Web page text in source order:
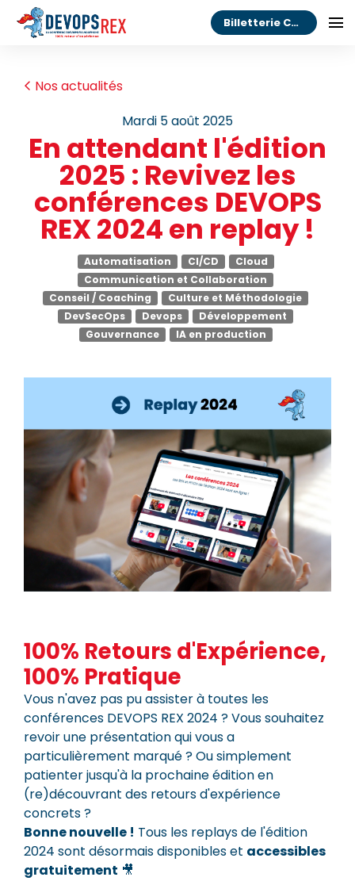
Billetterie Congrès
Nos actualités
mardi 5 août 2025
En attendant l'édition
2025 : Revivez les
conférences DEVOPS
REX 2024 en replay !
Automatisation CI/CD
Cloud
Communication et Collaboration
Conseil / Coaching
Culture et Méthodologie
DevSecOps
Devops
Développement
Gouvernance
IA en production
100% Retours d'Expérience,
100% Pratique
Vous n'avez pas pu assister à toutes les
conférences DEVOPS REX 2024 ? Vous souhaitez
revoir une présentation qui vous a
particulièrement marqué ? Ou simplement
patienter jusqu'à la prochaine édition en
(re)découvrant des retours d'expérience
concrets ?
Bonne nouvelle ! Tous les replays de l'édition
2024 sont désormais disponibles et accessibles
gratuitement 🎥